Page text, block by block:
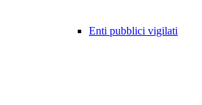
Enti pubblici vigilati